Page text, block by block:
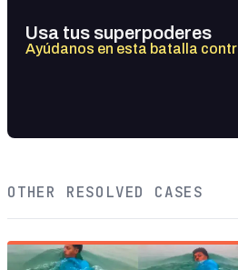
Usa tus superpoderes
Ayúdanos en esta batalla
OTHER RESOLVED CASES